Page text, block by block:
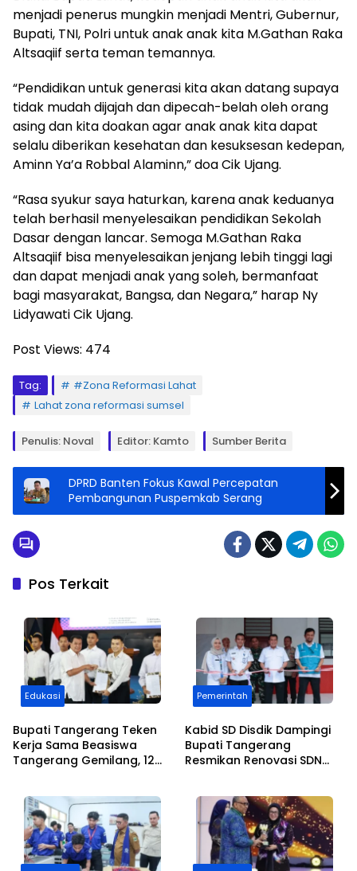
menjadi penerus mungkin menjadi Mentri, Gubernur,
Bupati, TNI, Polri untuk anak anak kita M.Gathan Raka
Altsaqiif serta teman temannya.
“Pendidikan untuk generasi kita akan datang supaya
tidak mudah dijajah dan dipecah-belah oleh orang
asing dan kita doakan agar anak anak kita dapat
selalu diberikan kesehatan dan kesuksesan kedepan,
Aminn Ya’a Robbal Alaminn,” doa Cik Ujang.
“Rasa syukur saya haturkan, karena anak keduanya
telah berhasil menyelesaikan pendidikan Sekolah
Dasar dengan lancar. Semoga M.Gathan Raka
Altsaqiif bisa menyelesaikan jenjang lebih tinggi lagi
dan dapat menjadi anak yang soleh, bermanfaat
bagi masyarakat, Bangsa, dan Negara,” harap Ny
Lidyawati Cik Ujang.
Post Views: 474
Tag:
#Zona Reformasi Lahat
Lahat zona reformasi sumsel
Penulis: Noval Editor: Kamto Sumber Berita
DPRD Banten Fokus Kawal Percepatan
Pembangunan Puspemkab Serang
Pos Terkait
Edukasi
Bupati Tangerang Teken
Kerja Sama Beasiswa
Tangerang Gemilang, 12
Transportasi
Pemerintah
Kabid SD Disdik Dampingi
Bupati Tangerang
Resmikan Renovasi SDN